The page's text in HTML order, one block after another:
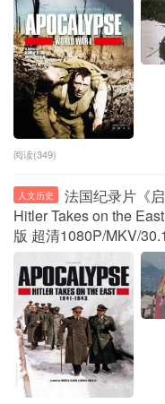
阅读(349)
人文历史
法国纪录片《
Hitler Takes on the
版 超清1080P/MKV/